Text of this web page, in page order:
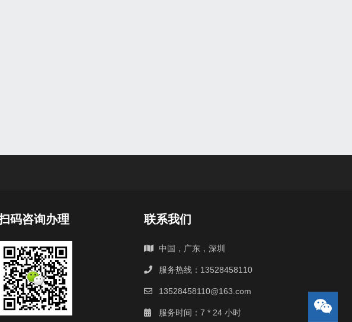
码咨询办理 联系我们
中国，广东，深圳
服务热线：13528458110
13528458110@163.com
服务时间：7 * 24 小时